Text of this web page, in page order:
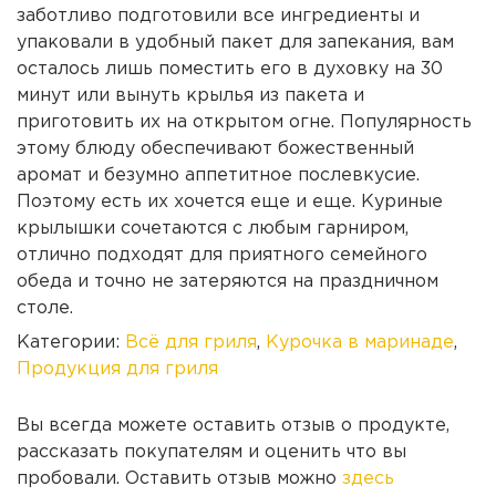
заботливо подготовили все ингредиенты и
упаковали в удобный пакет для запекания, вам
осталось лишь поместить его в духовку на 30
минут или вынуть крылья из пакета и
приготовить их на открытом огне. Популярность
этому блюду обеспечивают божественный
аромат и безумно аппетитное послевкусие.
Поэтому есть их хочется еще и еще. Куриные
крылышки сочетаются с любым гарниром,
отлично подходят для приятного семейного
обеда и точно не затеряются на праздничном
столе.
Категории: Всё для гриля, Курочка в маринаде,
Продукция для гриля
Вы всегда можете оставить отзыв о продукте,
рассказать покупателям и оценить что вы
пробовали. Оставить отзыв можно здесь